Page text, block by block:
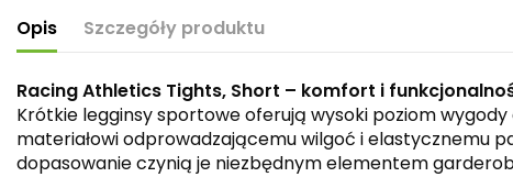
Opis Szczegóły produktu
Racing Athletics Tights, Short – komfort i
Krótkie legginsy sportowe oferują wysoki poziom
materiałowi odprowadzającemu wilgoć i elastycznemu
dopasowanie czynią je niezbędnym elementem